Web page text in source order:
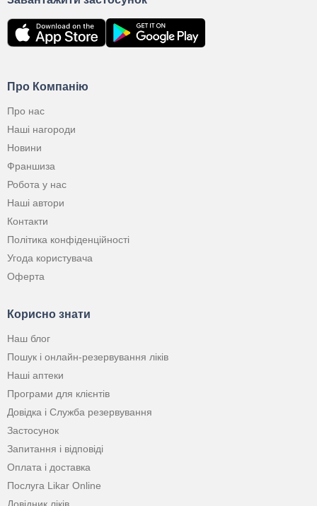
Про Компанію
Про нас
Наші нагороди
Новини
Франшиза
Робота у нас
Наші автори
Контакти
Політика конфіденційності
Угода користувача
Оферта
Корисно знати
Наш блог
Пошук і онлайн-резервування ліків
Наші аптеки
Програми для клієнтів
Довідка і Служба резервування
Застосунок
Запитання і відповіді
Оплата і доставка
Послуга Likar Online